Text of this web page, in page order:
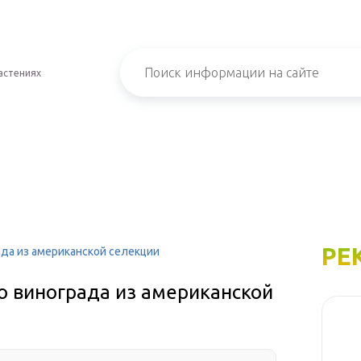
из американской селекции
винограда из американской